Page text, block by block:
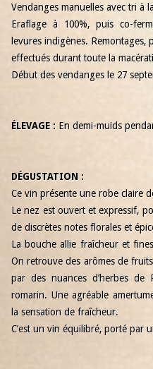
Vendanges manuelles avec tri à
Eraflage à 100%, puis co-
levures indigènes. Remontages,
effectués durant toute la
Début des vendanges le 27
ÉLEVAGE : En demi-muids
DÉGUSTATION :
Ce vin présente une robe claire
Le nez est ouvert et expressif,
de discrètes notes florales et
La bouche allie fraîcheur et
On retrouve des arômes de
par des nuances d’herbes
romarin. Une agréable
la sensation de fraîcheur.
C’est un vin équilibré, porté par